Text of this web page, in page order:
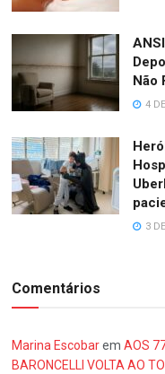
Não
4
3
Comentários
Marina Escobarem AOS
BARONCELLI VOLTA AO